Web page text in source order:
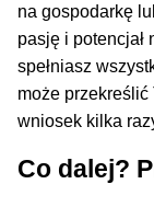
na gospodarkę
pasję i
spełniasz
może
wniosek kilka
Co dalej?